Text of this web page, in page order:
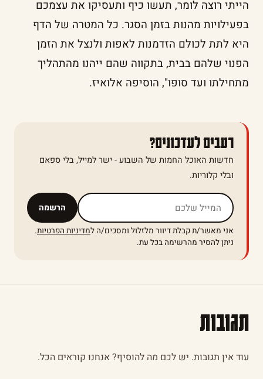
הייתי רוצה לומר, תעשו כיף ותעסיקו את עצמכם
בפעילויות מהנות בזמן הסגר. כל המטרה של הדף
היא לתת לכולם הזדמנות לאפות ולנצל את הזמן
הפנוי שלהם בבית, בתקווה שהם ייהנו מהתהליך
מתחילתו ועד סופו", הוסיפה אלואיז.
רעבים לעדכונים?
חדשות האוכל החמות של השבוע - ישר למייל, בלי ספאם
ובלי קלוריות.
הרשמה אל תמלאו שדה זה
אני מאשר/ת קבלת דיוור מלזלול ומסכים/ה למדיניות הפרטיות.
ניתן להסיר מהרשימה בכל עת.
תגובות
עוד אין תגובות. יש לכם מה להוסיף? אנחנו קוראים הכל.